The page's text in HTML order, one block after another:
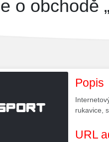
o obchodě
Popis
rukavice,
URL